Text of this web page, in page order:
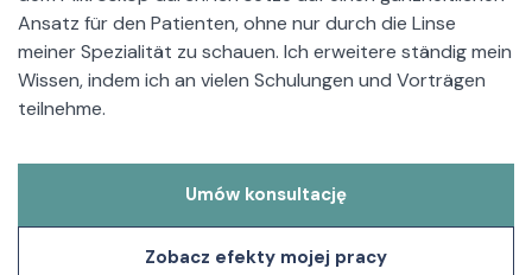
Ansatz für den Patienten, ohne nur durch die Linse
meiner Spezialität zu schauen. Ich erweitere ständig mein
Wissen, indem ich an vielen Schulungen und Vorträgen
teilnehme.
Umów konsultację
Zobacz efekty mojej pracy